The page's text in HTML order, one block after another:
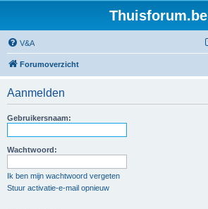
Thuisforum.be
V&A
Forumoverzicht
Aanmelden
Gebruikersnaam:
Wachtwoord:
Ik ben mijn wachtwoord vergeten
Stuur activatie-e-mail opnieuw